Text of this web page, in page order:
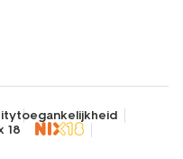
toegankelijkheid
18